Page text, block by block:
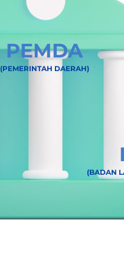
PEMDA
(PEMERINTAH DAERAH)
(BADAN